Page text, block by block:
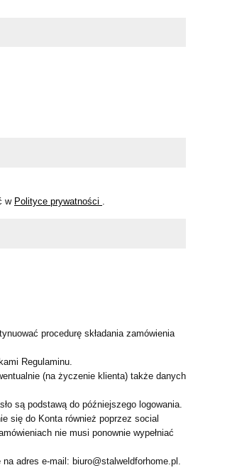
w Polityce prywatności
procedurę składania zamówienia
Regulaminu.
(na życzenie klienta) także danych
są podstawą do późniejszego logowania.
się do Konta również poprzez social
nie musi ponownie wypełniać
adres e-mail: biuro@stalweldforhome.pl.